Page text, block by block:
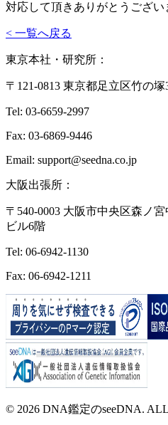
対応して頂きありがとうござい
< 一覧へ戻る
東京本社・研究所：
〒121-0813 東京都足立区竹の
Tel: 03-6659-2997
Fax: 03-6869-9446
Email: support@seedna.co.jp
大阪出張所：
〒540-0003 大阪市中央区森ノ
ビル6階
Tel: 06-6942-1130
Fax: 06-6942-1211
© 2026 DNA鑑定のseeDNA.